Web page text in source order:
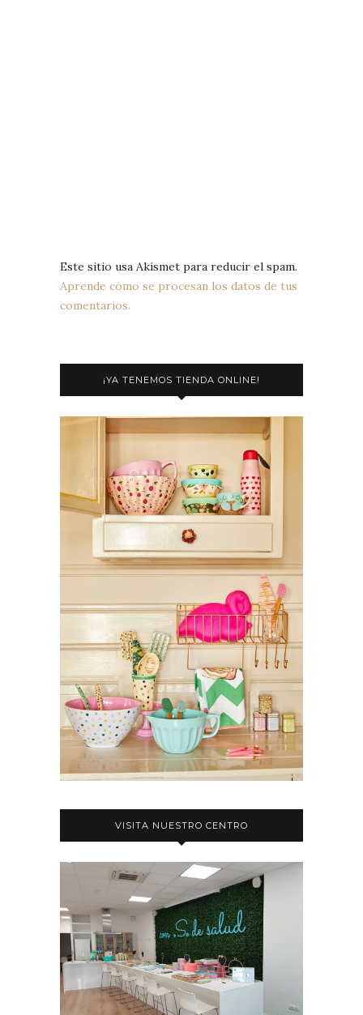
Este sitio usa Akismet para reducir el spam.
Aprende cómo se procesan los datos de tus
comentarios.
¡YA TENEMOS TIENDA ONLINE!
VISITA NUESTRO CENTRO